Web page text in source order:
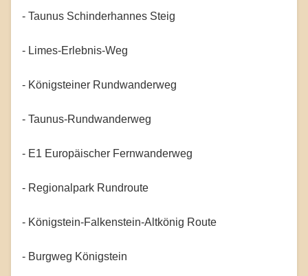
- Taunus Schinderhannes Steig
- Limes-Erlebnis-Weg
- Königsteiner Rundwanderweg
- Taunus-Rundwanderweg
- E1 Europäischer Fernwanderweg
- Regionalpark Rundroute
- Königstein-Falkenstein-Altkönig Route
- Burgweg Königstein